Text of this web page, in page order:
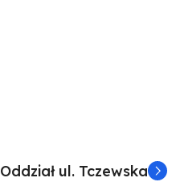
Colorflow
Oddział ul. Tczewska